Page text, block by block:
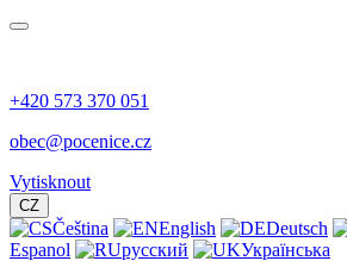
+420 573 370 051
obec@pocenice.cz
Vytisknout
CZ
Čeština English Deutsch
Espanol
русский Українська